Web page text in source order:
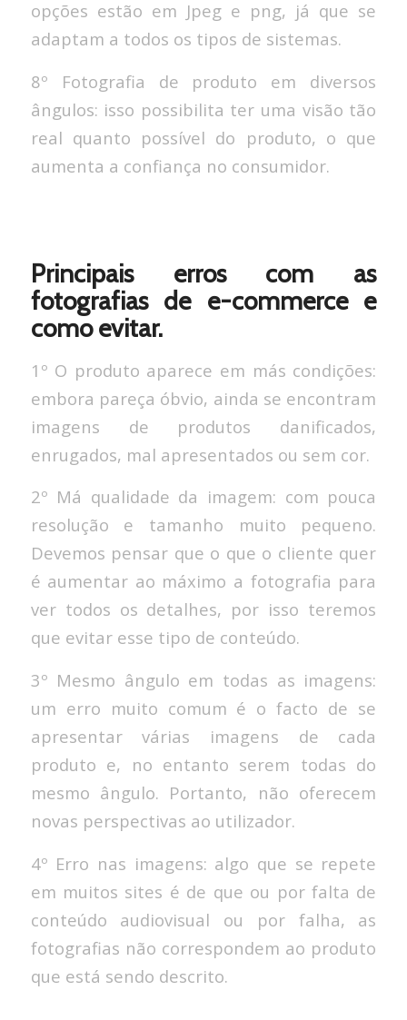
opções estão em Jpeg e png, já que se
adaptam a todos os tipos de sistemas.
8º Fotografia de produto em diversos
ângulos: isso possibilita ter uma visão tão
real quanto possível do produto, o que
aumenta a confiança no consumidor.
Principais erros com as
fotografias de e-commerce e
como evitar.
1º O produto aparece em más condições:
embora pareça óbvio, ainda se encontram
imagens de produtos danificados,
enrugados, mal apresentados ou sem cor.
2º Má qualidade da imagem: com pouca
resolução e tamanho muito pequeno.
Devemos pensar que o que o cliente quer
é aumentar ao máximo a fotografia para
ver todos os detalhes, por isso teremos
que evitar esse tipo de conteúdo.
3º Mesmo ângulo em todas as imagens:
um erro muito comum é o facto de se
apresentar várias imagens de cada
produto e, no entanto serem todas do
mesmo ângulo. Portanto, não oferecem
novas perspectivas ao utilizador.
4º Erro nas imagens: algo que se repete
em muitos sites é de que ou por falta de
conteúdo audiovisual ou por falha, as
fotografias não correspondem ao produto
que está sendo descrito.